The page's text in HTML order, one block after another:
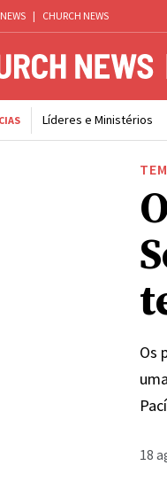
| CHURCH NEWS
Líderes e Ministérios
Os
18